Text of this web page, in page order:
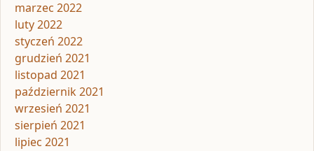
marzec 2022
luty 2022
styczeń 2022
grudzień 2021
listopad 2021
październik 2021
wrzesień 2021
sierpień 2021
lipiec 2021